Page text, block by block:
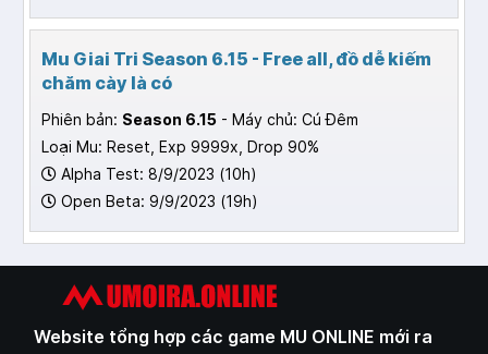
Mu Giai Tri Season 6.15 - Free all, đồ dễ kiếm
chăm cày là có
Phiên bản: Season 6.15 - Máy chủ: Cú Đêm
Loại Mu: Reset, Exp 9999x, Drop 90%
Alpha Test: 8/9/2023 (10h)
Open Beta: 9/9/2023 (19h)
Website tổng hợp các game MU ONLINE mới ra